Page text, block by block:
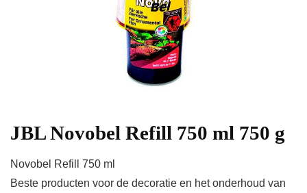
JBL Novobel Refill 750 ml 750 g
Novobel Refill 750 ml
Beste producten voor de decoratie en het onderhoud van